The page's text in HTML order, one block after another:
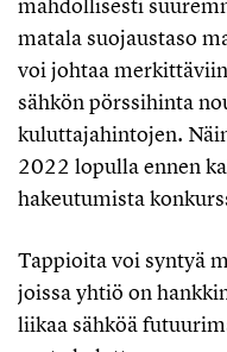
mahdollisesti
matala suojaustaso
voi johtaa
sähkön pörssihinta
kuluttajahintojen.
2022 lopulla ennen
hakeutumista
Tappioita voi syntyä
joissa yhtiö on
liikaa sähköä